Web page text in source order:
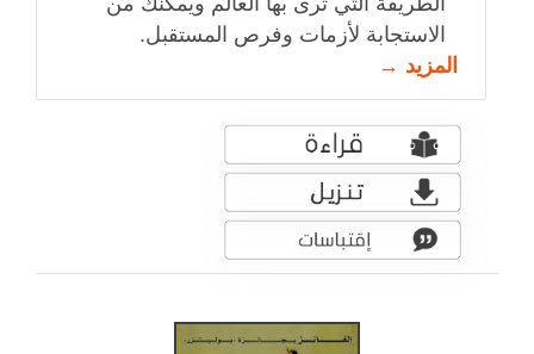
الاستجابة لأزمات وفرص المستقبل.
المزيد →